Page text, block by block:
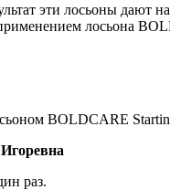
эти лосьоны дают
лосьона
BOLDCARE
раз.